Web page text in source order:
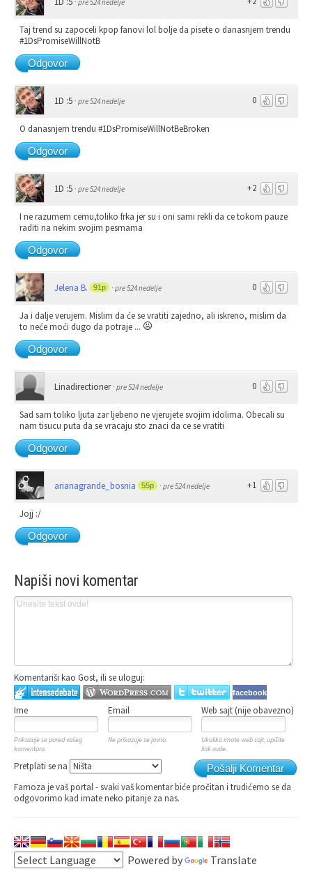
· pre 524 nedelje
Taj trend su zapoceli kpop fanovi lol bolje da pisete o danasnjem trendu
#1DsPromiseWillNotB
Odgovor
0
1D :5 · pre 524 nedelje
O danasnjem trendu #1DsPromiseWillNotBeBroken
Odgovor
+2
1D :5 · pre 524 nedelje
I ne razumem cemu,toliko frka jer su i oni sami rekli da ce tokom pauze
raditi na nekim svojim pesmama
Odgovor
0
Jelena B. 91p · pre 524 nedelje
Ja i dalje verujem. Mislim da će se vratiti zajedno, ali iskreno, mislim da
to neće moći dugo da potraje ...
Odgovor
0
Linadirectioner · pre 524 nedelje
Sad sam toliko ljuta zar ljebeno ne vjerujete svojim idolima. Obecali su
nam tisucu puta da se vracaju sto znaci da ce se vratiti
Odgovor
+1
arianagrande_bosnia 55p · pre 524 nedelje
Jojj :/
Odgovor
Napiši novi komentar
Komentariši kao Gost, ili se uloguj:
facebook
Ime Email Web sajt (nije obavezno)
Prikazuje se pored vašeg
komentara.
Ne prikazuje se javno.
Ukoliko imate web sajt, upišite
link ovde.
Pošalji Komentar
Pretplati se na
Famoza je vaš portal - svaki vaš komentar biće pročitan i trudićemo se da
odgovorimo kad imate neko pitanje za nas.
Powered by Translate